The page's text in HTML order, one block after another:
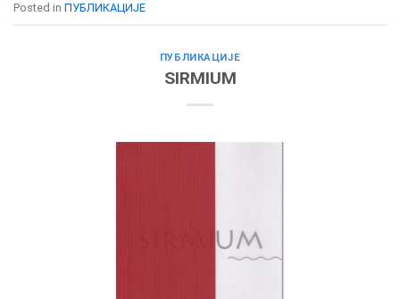
Posted in ПУБЛИКАЦИЈЕ
ПУБЛИКАЦИЈЕ
SIRMIUM